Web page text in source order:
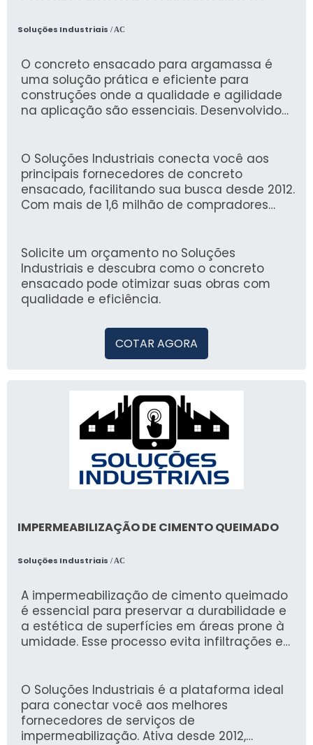
Soluções Industriais / AC
O concreto ensacado para argamassa é
uma solução prática e eficiente para
construções onde a qualidade e agilidade
na aplicação são essenciais. Desenvolvido
para argamassas em assentamento de
pisos, revestimentos e estruturação de
obras.
O Soluções Industriais conecta você aos
principais fornecedores de concreto
ensacado, facilitando sua busca desde 2012.
Com mais de 1,6 milhão de compradores
materiais industriais.
Solicite um orçamento no Soluções
Industriais e descubra como o concreto
ensacado pode otimizar suas obras com
qualidade e eficiência.
COTAR AGORA
IMPERMEABILIZAÇÃO DE CIMENTO QUEIMADO
Soluções Industriais / AC
A impermeabilização de cimento queimado
é essencial para preservar a durabilidade e
a estética de superfícies em áreas prone à
umidade. Esse processo evita infiltrações e
que prolonga sua vida útil.
O Soluções Industriais é a plataforma ideal
para conectar você aos melhores
fornecedores de serviços de
impermeabilização. Ativa desde 2012,